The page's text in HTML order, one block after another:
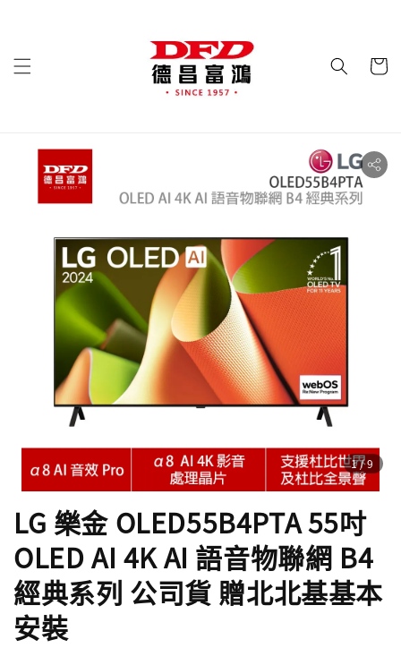
1/9
LG 樂金 OLED55B4PTA 55吋
OLED AI 4K AI 語音物聯網 B4
經典系列 公司貨 贈北北基基本
安裝